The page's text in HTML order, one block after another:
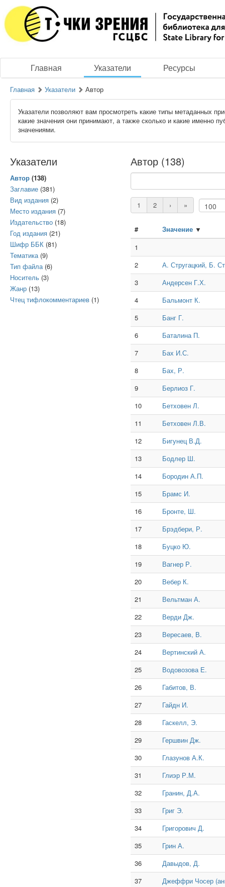
Главная Указатели Ресурсы
Главная Указатели Автор
Указатели позволяют вам просмотреть какие типы метаданных
какие значения они принимают, а также сколько и какие именно
значениями.
Указатели
Автор (138)
Заглавие (381)
Вид издания (2)
Место издания (7)
Издательство (18)
Год издания (21)
Шифр ББК (81)
Тематика(9)
Тип файла(6)
Носитель (3)
Жанр (13)
Чтец тифлокомментариев (1)
Автор (138)
1 2 › »
# Значение ▼
1
2
А. Стругацкий, Б.
3
Андерсен Г.Х.
4
Бальмонт К.
5
Банг Г.
6
Баталина П.
7
Бах И.С.
8
Бах, Р.
9
Берлиоз Г.
10
Бетховен Л.
11
Бетховен Л.В.
12
Бигунец В.Д.
13
Бодлер Ш.
14
Бородин А.П.
15
Брамс И.
16
Бронте, Ш.
17
Брэдбери, Р.
18
Буцко Ю.
19
Вагнер Р.
20
Вебер К.
21
Вельтман А.
22
Верди Дж.
23
Вересаев, В.
24
Вертинский А.
25
Водовозова Е.
26
Габитов, В.
27
Гайдн И.
28
Гаскелл, Э.
29
Гершвин Дж.
30
Глазунов А.К.
31
Глиэр Р.М.
32
Гранин, Д.А.
33
Григ Э.
34
Григорович Д.
35
Грин А.
36
Давыдов, Д.
37
Джеффри Чосер